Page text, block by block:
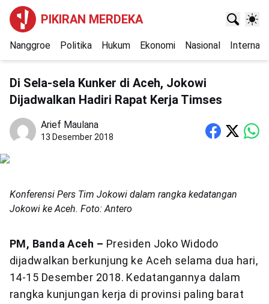
PIKIRAN MERDEKA
Nanggroe Politika Hukum Ekonomi Nasional
Di Sela-sela Kunker di Aceh, Jokowi
Dijadwalkan Hadiri Rapat Kerja Timses
Arief Maulana
13 Desember 2018
Konferensi Pers Tim Jokowi dalam rangka kedatangan
Jokowi ke Aceh. Foto: Antero
PM, Banda Aceh – Presiden Joko Widodo
dijadwalkan berkunjung ke Aceh selama dua hari,
14-15 Desember 2018. Kedatangannya dalam
rangka kunjungan kerja di provinsi paling barat